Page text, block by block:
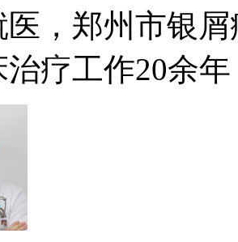
医，郑州市银
疗工作20余